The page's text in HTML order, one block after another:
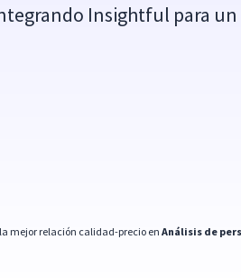
Insightful para un
mejor relación calidad-precio enAnálisis de